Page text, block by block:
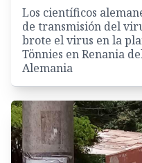
Los científicos
de transmisión del
brote el virus en la
Tönnies en Renania
Alemania